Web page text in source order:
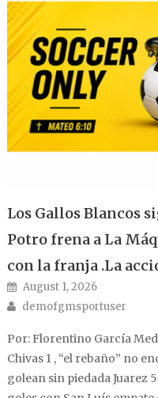
Los Gallos Blancos
Potro frena a La
con la franja .La
Posted on
August 1, 2026
Author
demofgmsportuser
Por: Florentino García
Chivas 1 , “el rebaño” no
golean sin piedada Juarez